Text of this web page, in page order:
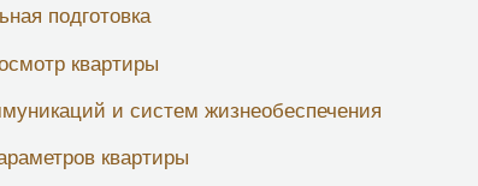
подготовка
квартиры
и систем жизнеобеспечения
квартиры